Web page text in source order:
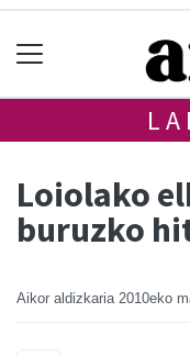
Loiolako
buruzko
Aikor aldizkaria 2010eko